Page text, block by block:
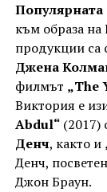
Популярната
към образа
продукции са
Джена
филмът „The
Виктория е
Abdul“(2017)
Денч, както и
Денч,
Джон Браун.